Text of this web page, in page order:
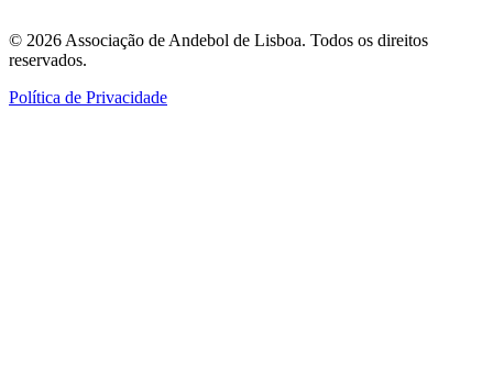
© 2026 Associação de Andebol de Lisboa. Todos os direitos
reservados.
Política de Privacidade